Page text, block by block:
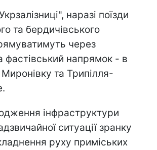
наразі поїзди
та бердичівського
через
фастівський напрямок - в
Миронівку та Трипілля-
інфраструктури
ситуації зранку
руху приміських